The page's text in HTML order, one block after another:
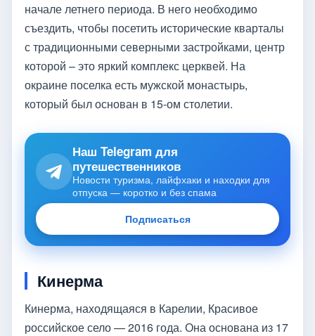
начале летнего периода. В него необходимо
съездить, чтобы посетить исторические кварталы
с традиционными северными застройками, центр
которой – это яркий комплекс церквей. На
окраине поселка есть мужской монастырь,
который был основан в 15-ом столетии.
Наш Telegram для
путешественников
Новости туризма, лайфхаки и находки для
отпуска — коротко и без спама
Подписаться
Кинерма
Кинерма, находящаяся в Карелии, Красивое
российское село — 2016 года. Она основана из 17